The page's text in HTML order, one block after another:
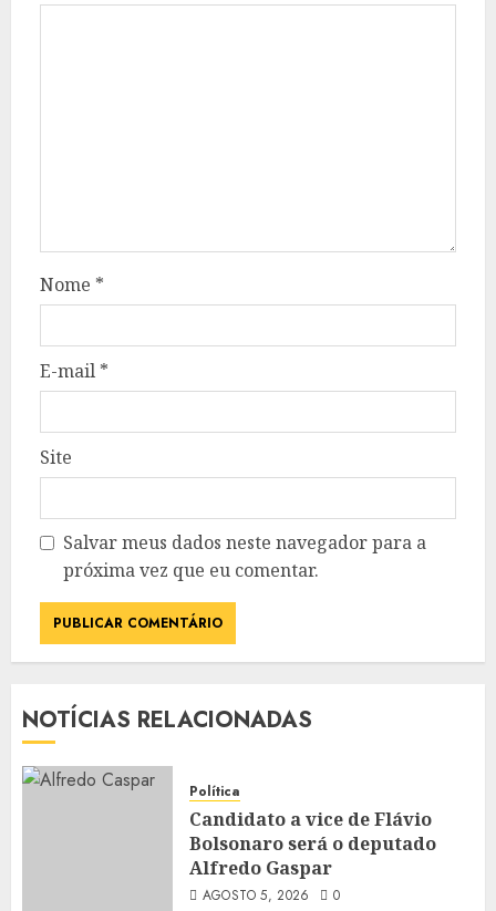
Nome *
E-mail *
Site
Salvar meus dados neste navegador para a
próxima vez que eu comentar.
NOTÍCIAS RELACIONADAS
Política
Candidato a vice de Flávio
Bolsonaro será o deputado
Alfredo Gaspar
AGOSTO 5, 2026 0